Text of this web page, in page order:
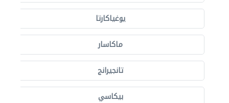
يوغياكارتا
ماكاسار
تانجيرانج
بيكاسي